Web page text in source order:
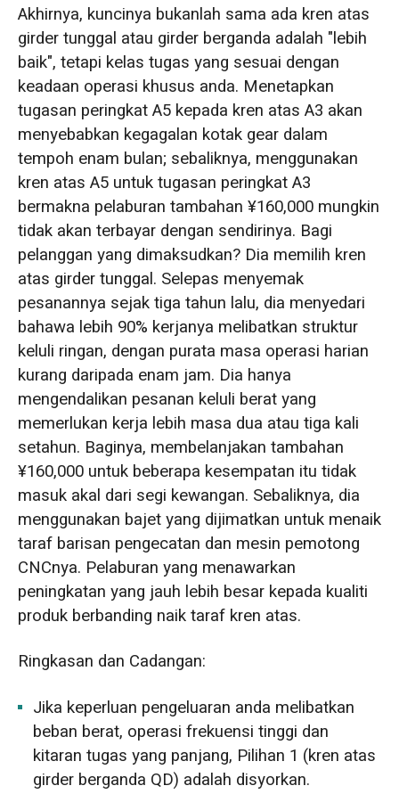
Akhirnya, kuncinya bukanlah sama ada kren atas
girder tunggal atau girder berganda adalah "lebih
baik", tetapi kelas tugas yang sesuai dengan
keadaan operasi khusus anda. Menetapkan
tugasan peringkat A5 kepada kren atas A3 akan
menyebabkan kegagalan kotak gear dalam
tempoh enam bulan; sebaliknya, menggunakan
kren atas A5 untuk tugasan peringkat A3
bermakna pelaburan tambahan ¥160,000 mungkin
tidak akan terbayar dengan sendirinya. Bagi
pelanggan yang dimaksudkan? Dia memilih kren
atas girder tunggal. Selepas menyemak
pesanannya sejak tiga tahun lalu, dia menyedari
bahawa lebih 90% kerjanya melibatkan struktur
keluli ringan, dengan purata masa operasi harian
kurang daripada enam jam. Dia hanya
mengendalikan pesanan keluli berat yang
memerlukan kerja lebih masa dua atau tiga kali
setahun. Baginya, membelanjakan tambahan
¥160,000 untuk beberapa kesempatan itu tidak
masuk akal dari segi kewangan. Sebaliknya, dia
menggunakan bajet yang dijimatkan untuk menaik
taraf barisan pengecatan dan mesin pemotong
CNCnya. Pelaburan yang menawarkan
peningkatan yang jauh lebih besar kepada kualiti
produk berbanding naik taraf kren atas.
Ringkasan dan Cadangan:
Jika keperluan pengeluaran anda melibatkan
beban berat, operasi frekuensi tinggi dan
kitaran tugas yang panjang, Pilihan 1 (kren atas
girder berganda QD) adalah disyorkan.